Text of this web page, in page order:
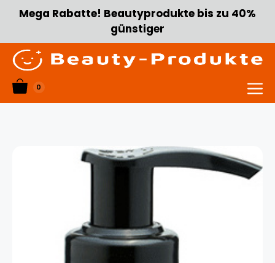
Zum
Inhalt
Mega Rabatte! Beautyprodukte bis zu 40%
günstiger
0
Menü